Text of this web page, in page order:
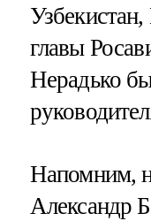
главы
Нерадько
Напомним,
Александр